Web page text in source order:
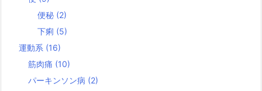
便秘 (2)
下痢 (5)
運動系 (16)
筋肉痛 (10)
パーキンソン病 (2)